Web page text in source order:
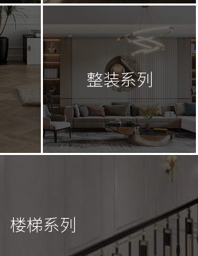
整装系列
楼梯系列